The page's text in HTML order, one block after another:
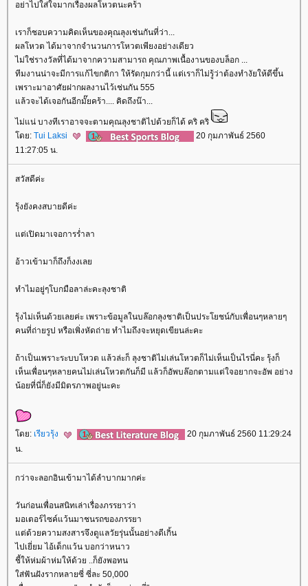
อย่าไปใส่ใจมากเรื่องผลโหวตนะคร้า
เราก็ชอบความคิดเห็นของคุณลุงเช่นกันที่ว่า...
ผลโหวต ได้มาจากจำนวนการโหวตเพียงอย่างเดียว
ไม่ใช่รางวัลที่ได้มาจากความสามารถ คุณภาพเนื้องานของบล็อก ...
ทีมงานน่าจะมีการแก้ไขกติกา ให้รัดกุมกว่านี้ แต่เราก็ไม่รู้ว่าต้องทำงัยให้ดีขึ้น
เพราะมาอาศัยฝากผลงานไว้เช่นกัน 555
ล้วจะได้เจอกันอีกมั๊ยคร้า.... คิดถึงน๊า...
ไม่แน่ บางทีเราอาจจะตามคุณลุงชาติไปด้วยก็ได้ คริ คริ
ดย: Tui Laksi
20 กุมภาพันธ์ 2560
11:27:05 น.
สวัสดีค่ะ
รุ้งยังคงสบายดีค่ะ
ต่เปิดมาเจอการร่ำลา
อ้าวเข้ามาก็ถึงก็งงเล
ทำไมอยู่ๆโบกมือลาล่ะคะลุงชาติ
รุ้งไม่เห็นด้วยเลยค่ะ เพราะข้อมูลในบล๊อกลุงชาติเป็นประโยชน์กับเพื่อนๆหลายๆ
คนที่ถ่ายรูป หรือเพิ่งหัดถ่าย ทำไมถึงจะหยุดเขียนล่ะคะ
ถ้าเป็นเพราะระบบโหวต แล้วล่ะก็ ลุงชาติไม่เล่นโหวตก็ไม่เห็นเป็นไรนี่คะ รุ้งก็
เห็นเพื่อนๆหลายคนไม่เล่นโหวตกันก็มี แล้วก็อัพบล๊อกตามแต่ใจอยากจะอัพ อย่าง
น้อยที่นี่ก็ยังมีมิตรภาพอยู่นะคะ
ดย: เรียวรุ้ง
20 กุมภาพันธ์ 2560 11:29:24
น.
กว่าจะลอกอินเข้ามาได้ลำบากมากค่ะ
วันก่อนเพื่อนสนิทเล่าเรื่องภรรยาว่า
มอเตอร์ไซค์แว้นมาชนรถของภรรยา
ต่ด้วยความสงสารจึงดูแลวัยรุ่นนั้นอย่างดีเกิ้น
ไปเยี่ยม ไอ้เด็กแว้น บอกว่าหนาว
ชี้ให้ห่มผ้าห่มให้ด้วย ..ก็ยังพอทน
ส่ฟันฝังรากหลายซี่ ซี่ละ 50,000